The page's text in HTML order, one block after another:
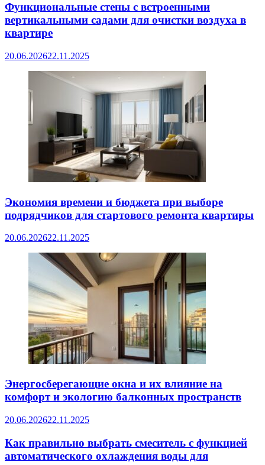
Функциональные стены с встроенными
вертикальными садами для очистки воздуха в
квартире
20.06.202622.11.2025
Экономия времени и бюджета при выборе
подрядчиков для стартового ремонта квартиры
20.06.202622.11.2025
Энергосберегающие окна и их влияние на
комфорт и экологию балконных пространств
20.06.202622.11.2025
Как правильно выбрать смеситель с функцией
автоматического охлаждения воды для